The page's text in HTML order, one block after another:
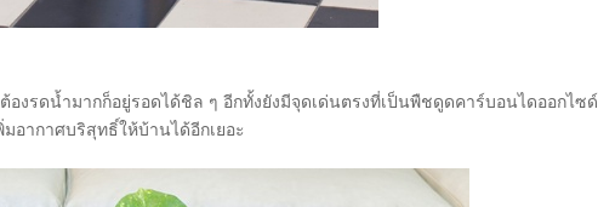
งรดน้ำมากก็อยู่รอดได้ชิล ๆ อีกทั้งยังมีจุดเด่นตรงที่เป็นพืชดูดคาร์บอนไดออกไซด์
อากาศบริสุทธิ์ให้บ้านได้อีกเยอะ